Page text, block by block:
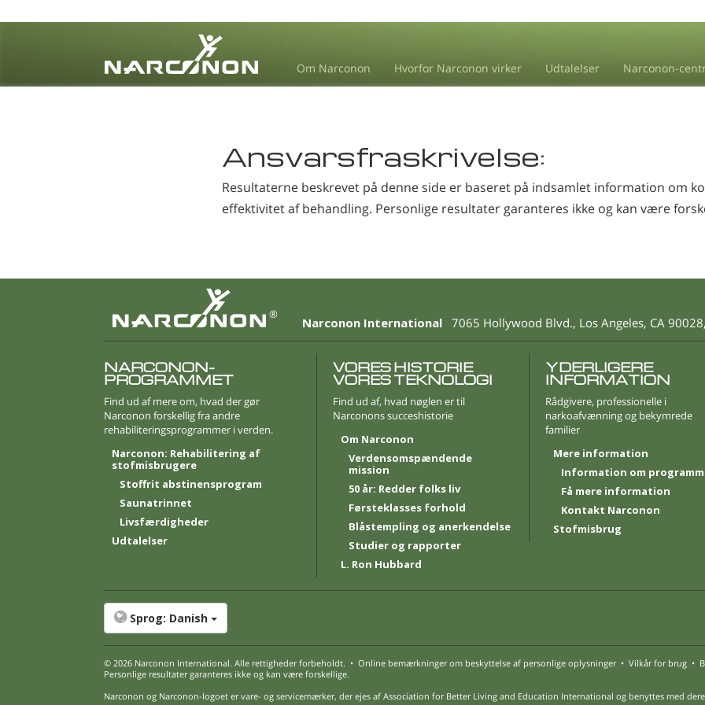
Om Narconon Hvorfor Narconon virker Udtalelser Narconon-
Ansvarsfraskrivelse:
Resultaterne beskrevet på denne side er baseret på indsamlet information om
effektivitet af behandling. Personlige resultater garanteres ikke og kan være
®
Narconon International 7065 Hollywood Blvd., Los Angeles, CA 90028,
NARCONON-
PROGRAMMET
Find ud af mere om, hvad der gør
Narconon forskellig fra andre
rehabiliteringsprogrammer i verden.
Narconon: Rehabilitering af
stofmisbrugere
Stoffrit abstinensprogram
Saunatrinnet
Livsfærdigheder
Udtalelser
VORES HISTORIE
VORES TEKNOLOGI
Find ud af, hvad nøglen er til
Narconons succeshistorie
Om Narconon
Verdensomspændende
mission
50 år: Redder folks liv
Førsteklasses forhold
Blåstempling og anerkendelse
Studier og rapporter
L. Ron Hubbard
YDERLIGERE
INFORMATION
Rådgivere, professionelle i
narkoafvænning og bekymrede
familier
Mere information
Information om
Få mere information
Kontakt Narconon
Stofmisbrug
Sprog: Danish
© 2026 Narconon International. Alle rettigheder forbeholdt. • Online bemærkninger om beskyttelse af personlige oplysninger• Vilkår for brug •
Personlige resultater garanteres ikke og kan være forskellige.
Narconon og Narconon-logoet er vare- og servicemærker, der ejes af Association for Better Living and Education International og benyttes med